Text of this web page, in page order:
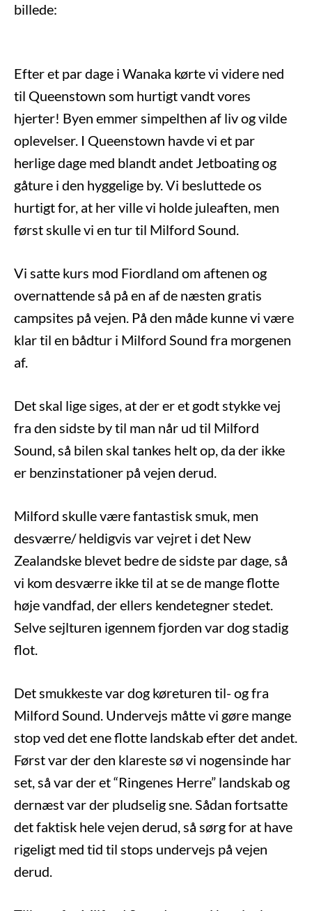
billede:
Efter et par dage i Wanaka kørte vi videre ned
til Queenstown som hurtigt vandt vores
hjerter! Byen emmer simpelthen af liv og vilde
oplevelser. I Queenstown havde vi et par
herlige dage med blandt andet Jetboating og
gåture i den hyggelige by. Vi besluttede os
hurtigt for, at her ville vi holde juleaften, men
først skulle vi en tur til Milford Sound.
Vi satte kurs mod Fiordland om aftenen og
overnattende så på en af de næsten gratis
campsites på vejen. På den måde kunne vi være
klar til en bådtur i Milford Sound fra morgenen
af.
Det skal lige siges, at der er et godt stykke vej
fra den sidste by til man når ud til Milford
Sound, så bilen skal tankes helt op, da der ikke
er benzinstationer på vejen derud.
Milford skulle være fantastisk smuk, men
desværre/ heldigvis var vejret i det New
Zealandske blevet bedre de sidste par dage, så
vi kom desværre ikke til at se de mange flotte
høje vandfad, der ellers kendetegner stedet.
Selve sejlturen igennem fjorden var dog stadig
flot.
Det smukkeste var dog køreturen til- og fra
Milford Sound. Undervejs måtte vi gøre mange
stop ved det ene flotte landskab efter det andet.
Først var der den klareste sø vi nogensinde har
set, så var der et “Ringenes Herre” landskab og
dernæst var der pludselig sne. Sådan fortsatte
det faktisk hele vejen derud, så sørg for at have
rigeligt med tid til stops undervejs på vejen
derud.